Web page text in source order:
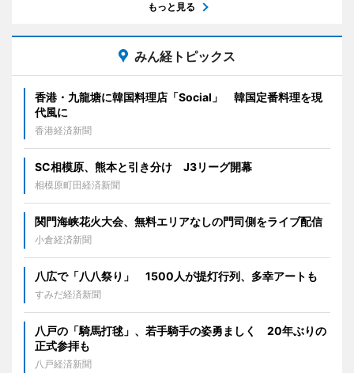
もっと見る
みん経トピックス
香港・九龍塘に韓国料理店「Social」 韓国定番料理を現
代風に
香港経済新聞
SC相模原、熊本と引き分け J3リーグ開幕
相模原町田経済新聞
関門海峡花火大会、無料エリアなしの門司側をライブ配信
小倉経済新聞
八広で「八八祭り」 1500人が提灯行列、多幸アートも
すみだ経済新聞
八戸の「騎馬打毬」、若手騎手の姿勇ましく 20年ぶりの
正式参拝も
八戸経済新聞